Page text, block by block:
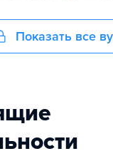
Показать все